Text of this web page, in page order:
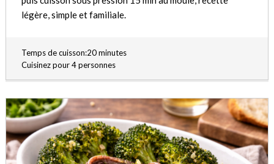
légère, simple et familiale.
Temps de cuisson:20 minutes
Cuisinez pour 4 personnes